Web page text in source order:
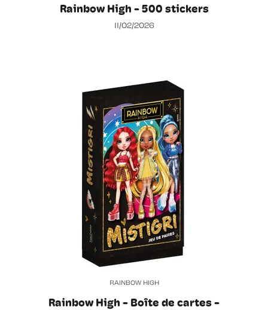
Rainbow High - 500 stickers
11/02/2026
RAINBOW HIGH
Rainbow High - Boîte de cartes -